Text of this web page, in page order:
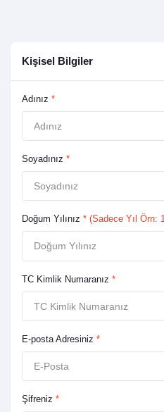
Kişisel Bilgiler
Adınız *
Soyadınız *
Doğum Yılınız * (Sadece Yıl Örn:
TC Kimlik Numaranız *
E-posta Adresiniz *
Şifreniz *